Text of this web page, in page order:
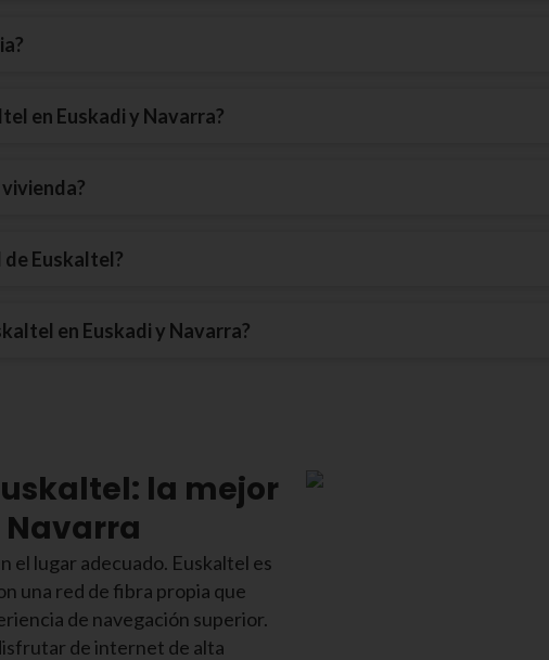
en Euskadi y Navarra?
Euskaltel?
en Euskadi y Navarra?
la mejor
Navarra
el lugar adecuado. Euskaltel es
una red de fibra propia que
de navegación superior.
de internet de alta